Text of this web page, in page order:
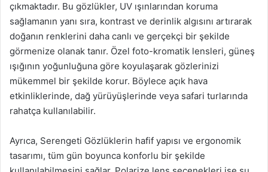
çıkmaktadır. Bu gözlükler, UV ışınlarından koruma
sağlamanın yanı sıra, kontrast ve derinlik algısını artırarak
doğanın renklerini daha canlı ve gerçekçi bir şekilde
görmenize olanak tanır. Özel foto-kromatik lensleri, güneş
ışığının yoğunluğuna göre koyulaşarak gözlerinizi
mükemmel bir şekilde korur. Böylece açık hava
etkinliklerinde, dağ yürüyüşlerinde veya safari turlarında
rahatça kullanılabilir.
Ayrıca, Serengeti Gözlüklerin hafif yapısı ve ergonomik
tasarımı, tüm gün boyunca konforlu bir şekilde